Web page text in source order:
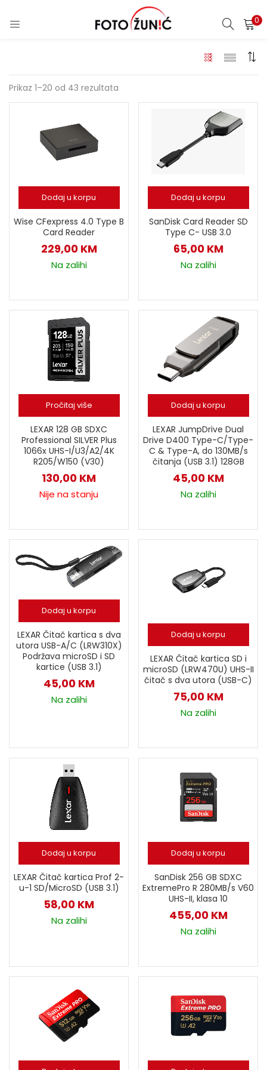
0
Prikaz 1–20 od 43 rezultata
Dodaj u korpu
Wise CFexpress 4.0 Type B
Card Reader
229,00 KM
Na zalihi
Dodaj u korpu
SanDisk Card Reader SD
Type C- USB 3.0
65,00 KM
Na zalihi
Pročitaj više
LEXAR 128 GB SDXC
Professional SILVER Plus
1066x UHS-I/U3/A2/4K
R205/W150 (V30)
130,00 KM
Nije na stanju
Dodaj u korpu
LEXAR JumpDrive Dual
Drive D400 Type-C/Type-
C & Type-A, do 130MB/s
čitanja (USB 3.1) 128GB
45,00 KM
Na zalihi
Dodaj u korpu
LEXAR Čitač kartica s dva
utora USB-A/C (LRW310X)
Podržava microSD i SD
kartice (USB 3.1)
45,00 KM
Na zalihi
Dodaj u korpu
LEXAR Čitač kartica SD i
microSD (LRW470U) UHS-II
čitač s dva utora (USB-C)
75,00 KM
Na zalihi
Dodaj u korpu
LEXAR Čitač kartica Prof 2-
u-1 SD/MicroSD (USB 3.1)
58,00 KM
Na zalihi
Dodaj u korpu
SanDisk 256 GB SDXC
ExtremePro R 280MB/s V60
UHS-II, klasa 10
455,00 KM
Na zalihi